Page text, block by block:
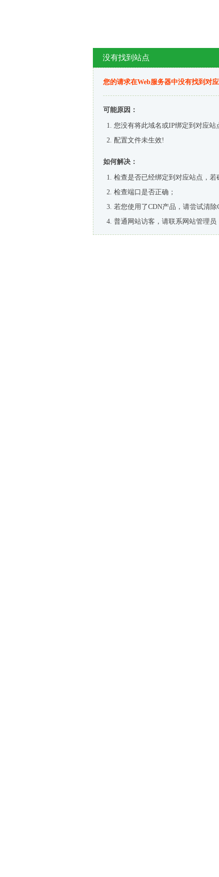
没有找到站点
您的请求在Web服务器中没有找到对
可能原因：
您没有将此域名或IP绑定到对应站
配置文件未生效!
如何解决：
检查是否已经绑定到对应站点，
检查端口是否正确；
若您使用了CDN产品，请尝试清除
普通网站访客，请联系网站管理员